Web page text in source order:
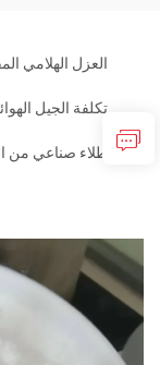
العزل الهلامي
تكلفة الجيل
طلاء صناعي من